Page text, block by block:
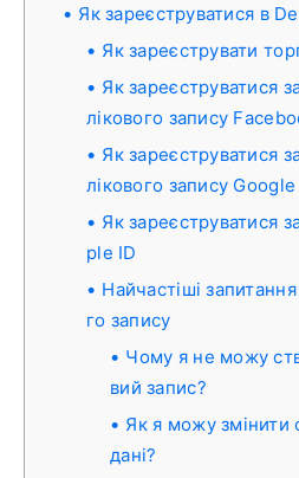
Як зареєструватися в
Як зареєструвати
Як зареєструватися
лікового запису
Як зареєструватися
лікового запису Google
Як зареєструватися
ple ID
Найчастіші
го запису
Чому я не можу
вий запис?
Як я можу змінити
дані?